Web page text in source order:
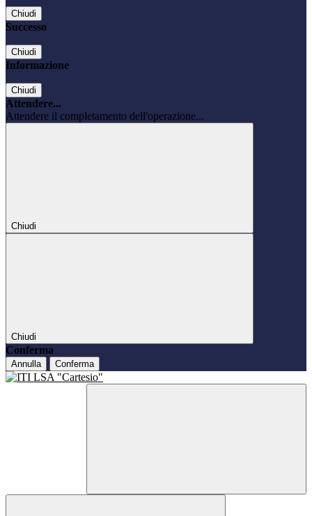
Chiudi
Successo
Chiudi
Informazione
Chiudi
Attendere...
Attendere il completamento dell'operazione...
Chiudi
Chiudi
Conferma
Annulla Conferma